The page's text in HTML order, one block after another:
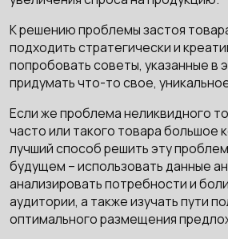
К решению проблемы застоя
подходить стратегически и
попробовать советы, указанные в
придумать что-то свое,
Если же проблема неликвидного
часто или такого товара большое
лучший способ решить эту
будущем – использовать данные
анализировать потребности и
аудитории, а также изучать пути
оптимального размещения